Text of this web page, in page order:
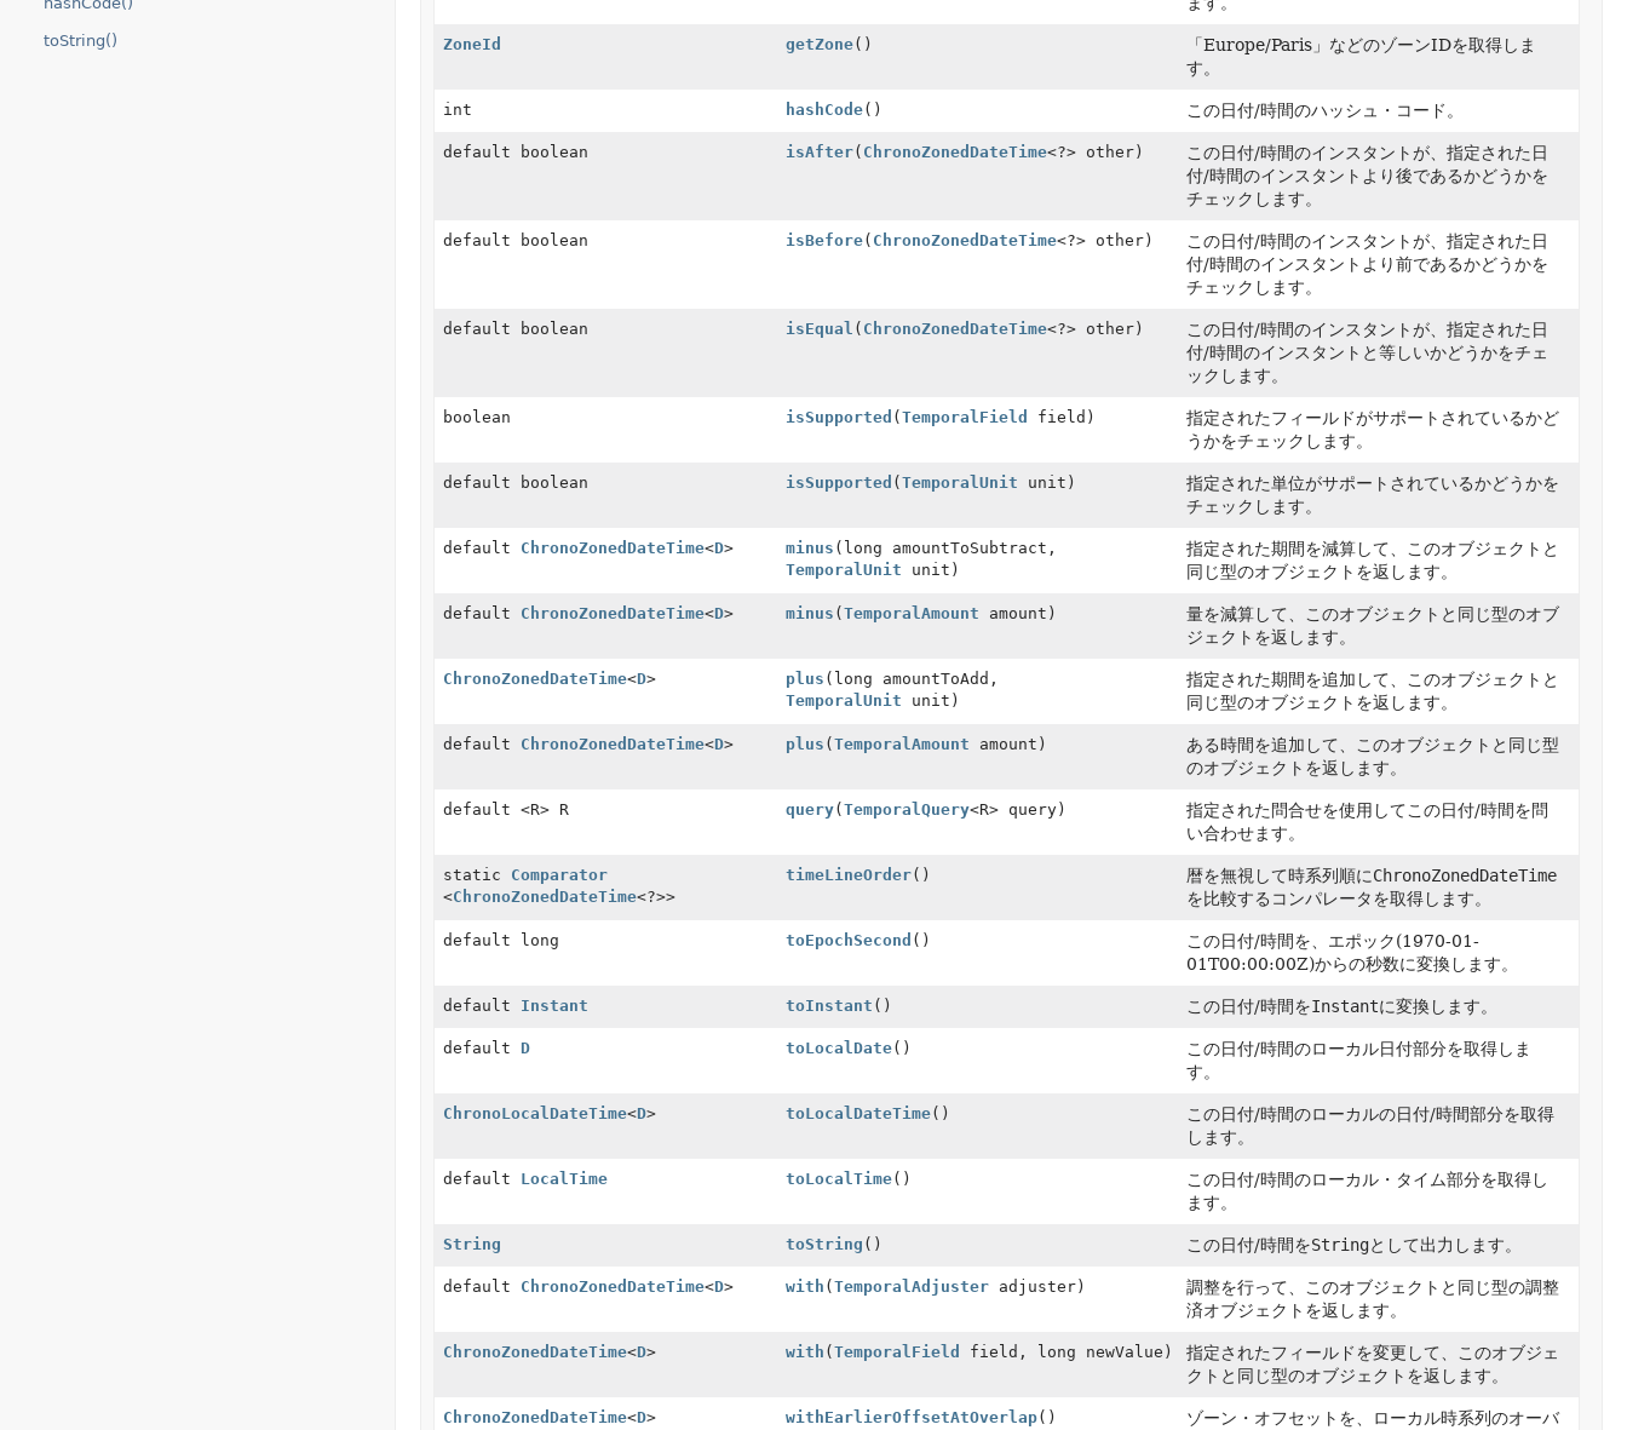
toString() ZoneId getZone()
「Europe/Paris」などのゾーンIDを取得しま
す。
int hashCode() この日付/時間のハッシュ・コード。
default boolean isAfter( ChronoZonedDateTime<?> other)
この日付/時間のインスタントが、指定された日
付/時間のインスタントより後であるかどうかを
チェックします。
default boolean isBefore( ChronoZonedDateTime<?> other)
この日付/時間のインスタントが、指定された日
付/時間のインスタントより前であるかどうかを
チェックします。
default boolean isEqual ( ChronoZonedDateTime<?> other)
この日付/時間のインスタントが、指定された日
付/時間のインスタントと等しいかどうかをチェ
ックします。
boolean isSupported (TemporalField field)
指定されたフィールドがサポートされているかど
うかをチェックします。
default boolean isSupported (TemporalUnit unit)
指定された単位がサポートされているかどうかを
チェックします。
default ChronoZonedDateTime<D> minus (long amountToSubtract,
TemporalUnit unit)
指定された期間を減算して、このオブジェクトと
同じ型のオブジェクトを返します。
default ChronoZonedDateTime<D> minus (TemporalAmount amount)
量を減算して、このオブジェクトと同じ型のオブ
ジェクトを返します。
ChronoZonedDateTime<D> plus (long amountToAdd,
TemporalUnit unit)
指定された期間を追加して、このオブジェクトと
同じ型のオブジェクトを返します。
default ChronoZonedDateTime<D> plus (TemporalAmount amount)
ある時間を追加して、このオブジェクトと同じ型
のオブジェクトを返します。
default <R> R query(TemporalQuery<R> query)
指定された問合せを使用してこの日付/時間を問
い合わせます。
static Comparator
<ChronoZonedDateTime<?>>
timeLineOrder() 暦を無視して時系列順にChronoZonedDateTime
を比較するコンパレータを取得します。
default long toEpochSecond ()
この日付/時間を、エポック(1970-01-
01T00:00:00Z)からの秒数に変換します。
default Instant toInstant () この日付/時間をInstantに変換します。
default D toLocalDate()
この日付/時間のローカル日付部分を取得しま
す。
ChronoLocalDateTime<D> toLocalDateTime()
この日付/時間のローカルの日付/時間部分を取得
します。
default LocalTime toLocalTime()
この日付/時間のローカル・タイム部分を取得し
ます。
String toString () この日付/時間をStringとして出力します。
default ChronoZonedDateTime<D> with (TemporalAdjuster adjuster)
調整を行って、このオブジェクトと同じ型の調整
済オブジェクトを返します。
ChronoZonedDateTime<D> with (TemporalField field, long newValue)
指定されたフィールドを変更して、このオブジェ
クトと同じ型のオブジェクトを返します。
ChronoZonedDateTime<D> withEarlierOffsetAtOverlap()
ゾーン・オフセットを、ローカル時系列のオーバ